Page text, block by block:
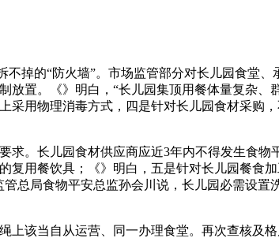
掉的“防火墙”。市场监管部分对长儿园食堂
置。《》明白，“长儿园集顶用餐体量复杂
采用物理消毒方式，四是针对长儿园食材采购
。长儿园食材供应商应近3年内不得发生食物
复用餐饮具；《》明白，五是针对长儿园餐食
总局食物平安总监孙会川说，长儿园必需设
该当自从运营、同一办理食堂。再次查核及